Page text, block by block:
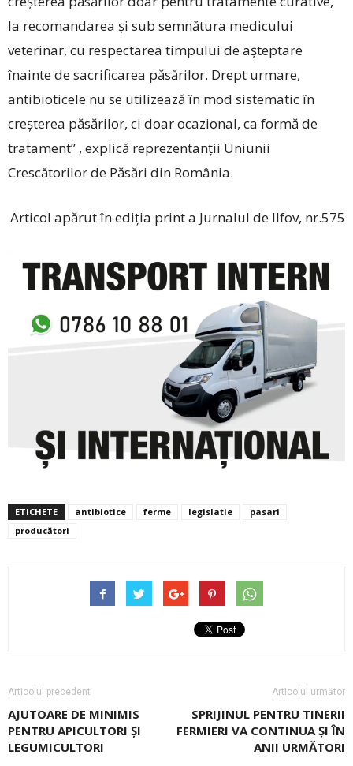
la recomandarea şi sub semnătura medicului
veterinar, cu respectarea timpului de aşteptare
înainte de sacrificarea păsărilor. Drept urmare,
antibioticele nu se utilizează în mod sistematic în
creşterea păsărilor, ci doar ocazional, ca formă de
tratament” , explică reprezentanţii Uniunii
Crescătorilor de Păsări din România.
Articol apărut în ediția print a Jurnalul de Ilfov, nr.575
ETICHETE antibiotice ferme legislatie
pasari
producători
Articolul precedent
AJUTOARE DE MINIMIS
PENTRU APICULTORI ȘI
LEGUMICULTORI
Articolul următor
SPRIJINUL PENTRU TINERII
FERMIERI VA CONTINUA ȘI ÎN
ANII URMĂTORI